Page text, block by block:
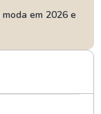
em 2026 e